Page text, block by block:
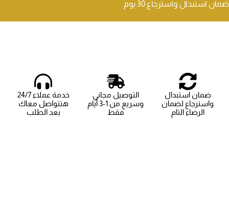
ضمان استبدال واسترجاع 30 يوم
ضمان استبدال
واسترجاع لضمان
الرضاء التام
التوصيل مجاني
وسريع من 1-3 أيام
فقط
خدمة عملاء 24/7
هتتواصل معاك
بعد الطلب